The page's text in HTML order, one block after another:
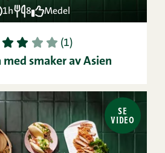
1h 8 Medel
2 3 4 5 (1)
smaker av Asien
SE
VIDEO